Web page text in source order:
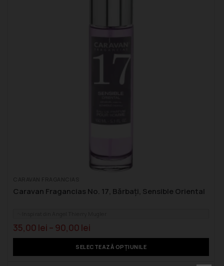
Caravan Fragancias No. 17, Bărbați, Sensible Oriental
35,00 lei – 90,00 lei
SELECTEAZĂ OPȚIUNILE